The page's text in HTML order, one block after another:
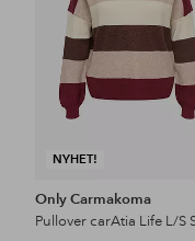
NYHET!
Only Carmakoma